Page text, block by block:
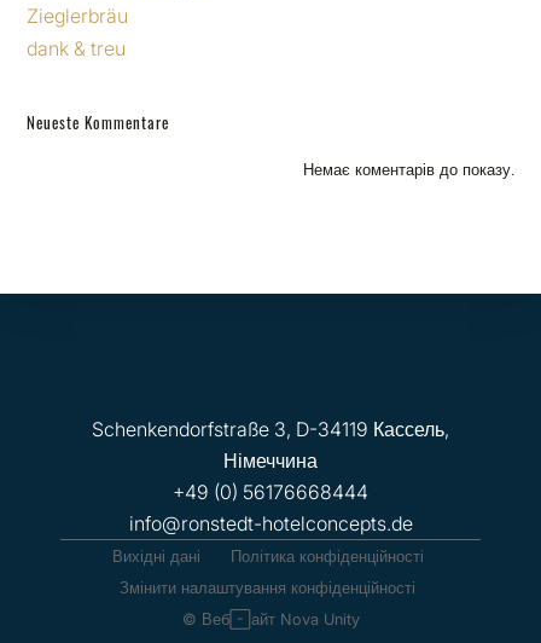
Zieglerbräu
dank & treu
Neueste Kommentare
Немає коментарів до показу.
Schenkendorfstraße 3, D-34119 Кассель,
Німеччина
+49 (0) 56176668444
info@ronstedt-hotelconcepts.de
Вихідні дані
Політика конфіденційності
Змінити налаштування конфіденційності
© Веб-сайт Nova Unity